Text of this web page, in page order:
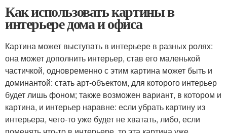
Как использовать картины в
интерьере дома и офиса
Картина может выступать в интерьере в разных ролях:
она может дополнить интерьер, став его маленькой
частичкой, одновременно с этим картина может быть и
доминантой: стать арт-объектом, для которого интерьер
будет лишь фоном; также возможен вариант, в котором и
картина, и интерьер наравне: если убрать картину из
интерьера, чего-то уже будет не хватать, либо, если